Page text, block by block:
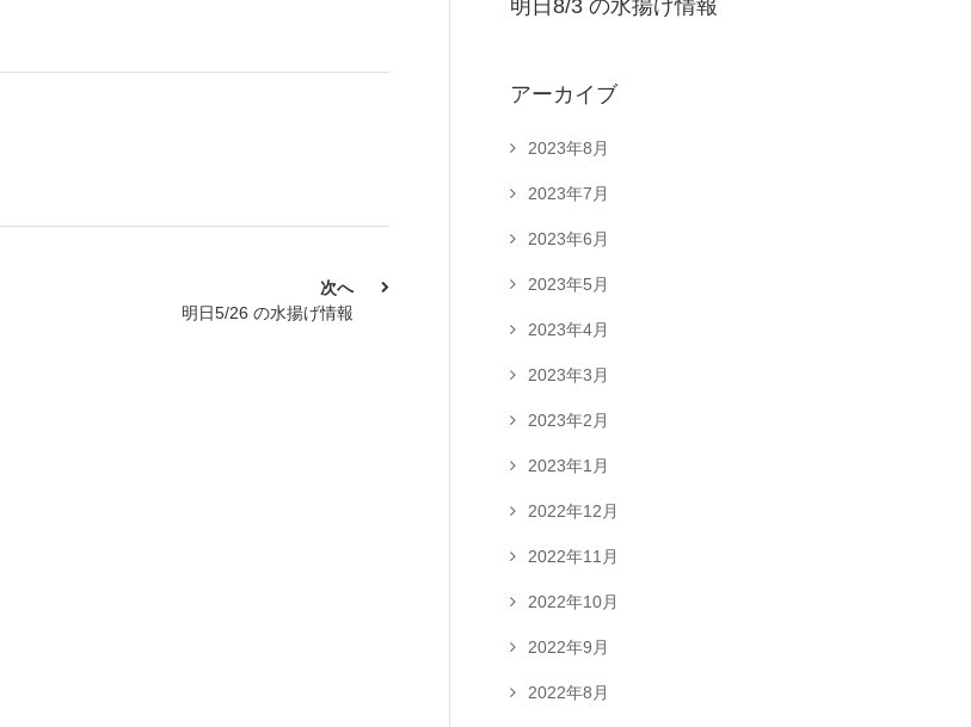
次へ
明日5/26 の水揚げ情報
明日8/3 の水揚げ情報
アーカイブ
2023年8月
2023年7月
2023年6月
2023年5月
2023年4月
2023年3月
2023年2月
2023年1月
2022年12月
2022年11月
2022年10月
2022年9月
2022年8月